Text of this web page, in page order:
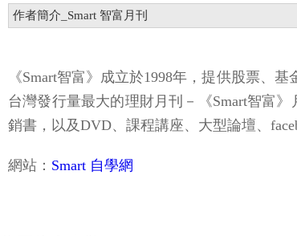
作者簡介_Smart 智富月刊
《Smart智富》成立於1998年，提供股票、
台灣發行量最大的理財月刊－《Smart智富
銷書，以及DVD、課程講座、大型論壇、
網站： Smart 自學網